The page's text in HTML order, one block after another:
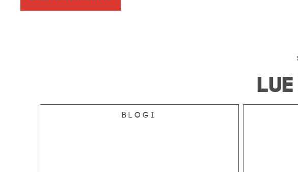
Blogi